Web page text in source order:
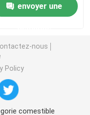
envoyer une
nous
Policy
comestible